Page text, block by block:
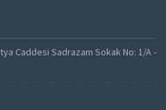
Caddesi Sadrazam Sokak No: 1/A -